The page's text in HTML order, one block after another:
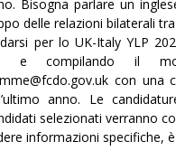
Bisogna parlare un
delle relazioni bilaterali
per lo UK-Italy YLP
e compilando il
con
anno. Le
selezionati verranno
informazioni specifiche,